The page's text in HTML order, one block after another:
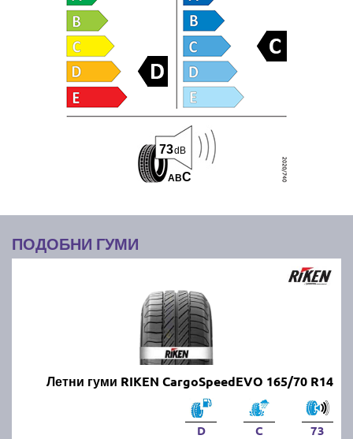
ABC
73dB
ПОДОБНИ ГУМИ
Летни гуми RIKEN CargoSpeedEVO 165/70 R14
D C 73